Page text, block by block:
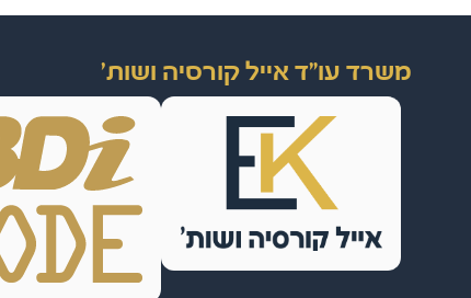
משרד עו"ד אייל קורסיה ושות'